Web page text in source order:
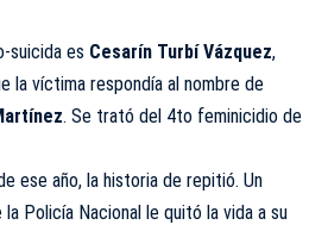
suicida es Cesarín Turbí Vázquez,
la víctima respondía al nombre de
. Se trató del 4to feminicidio de
ese año, la historia de repitió. Un
la Policía Nacional le quitó la vida a su